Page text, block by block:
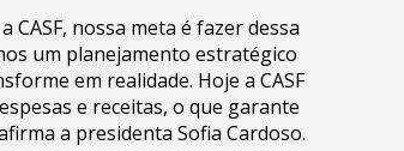
nossa meta é fazer dessa
um planejamento estratégico
em realidade. Hoje a CASF
e receitas, o que garante
a presidenta Sofia Cardoso.